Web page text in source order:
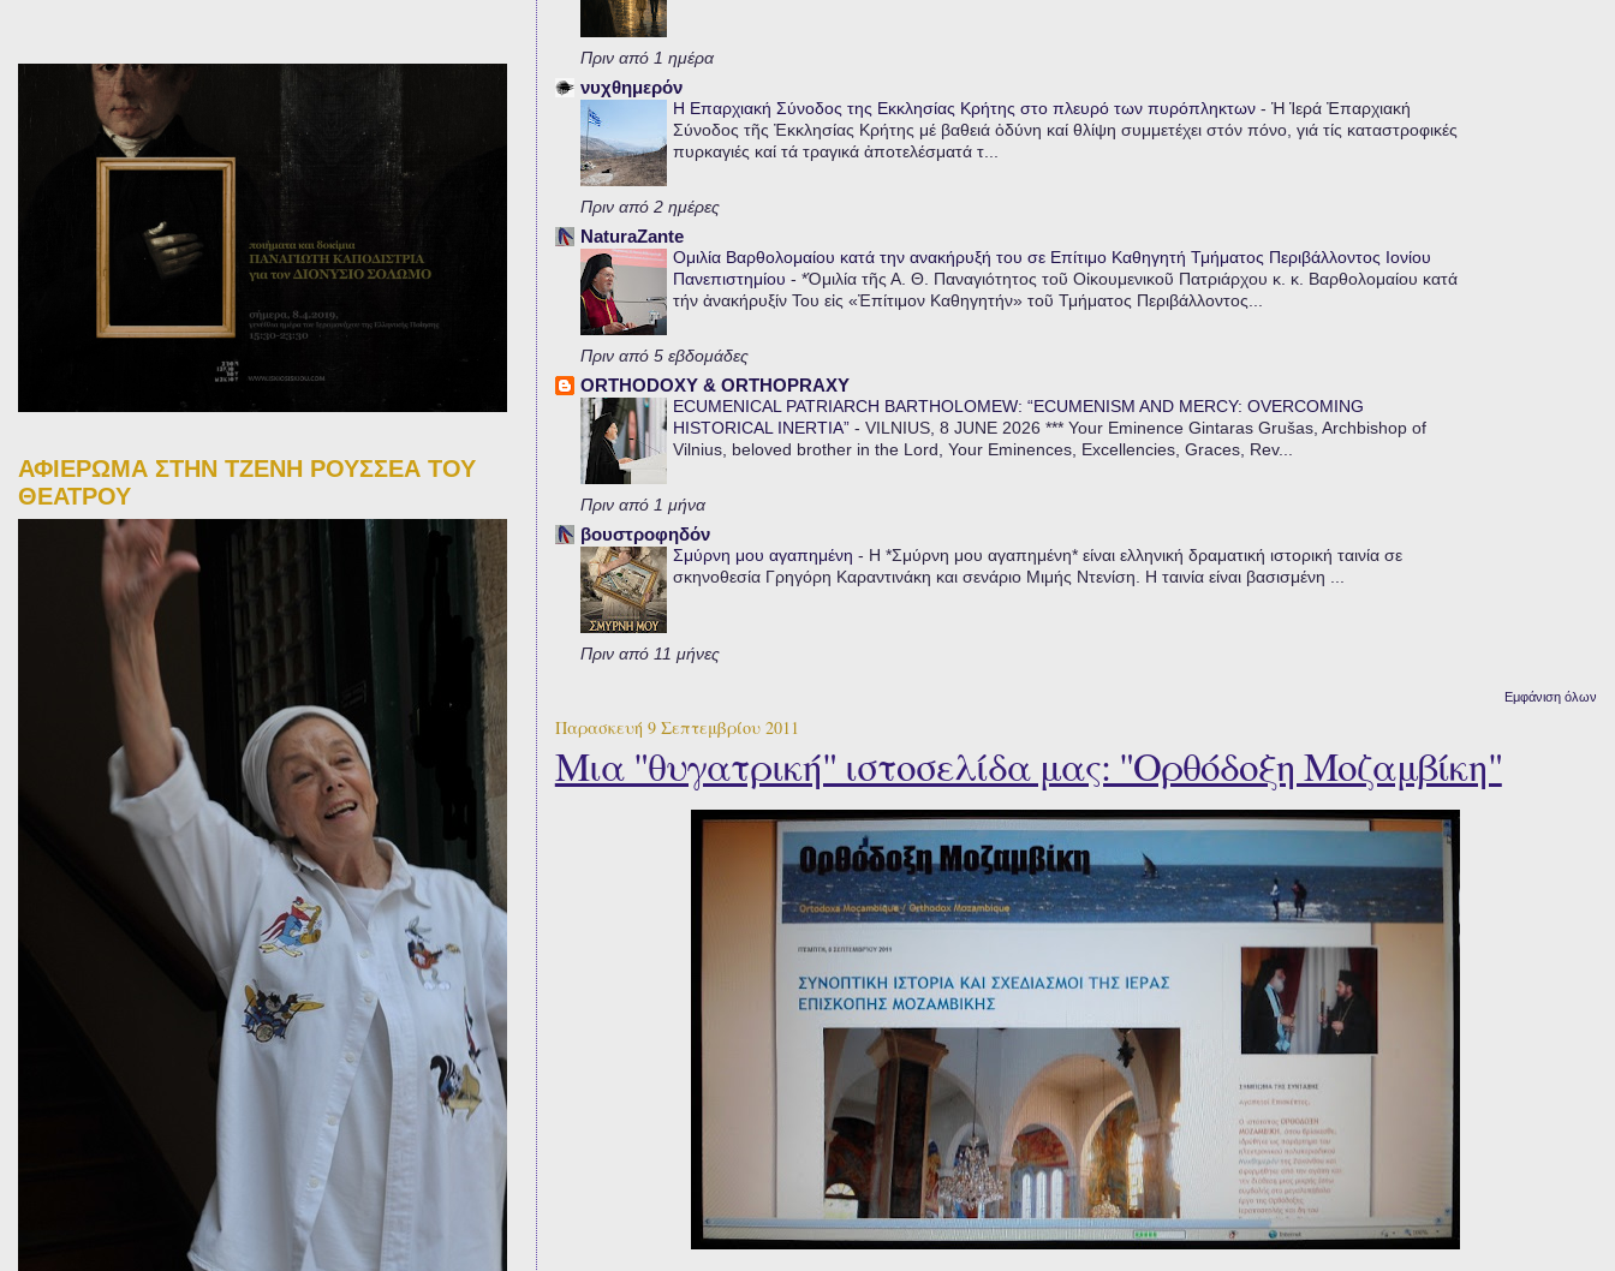
Πριν από 1 ημέρα
νυχθημερόν
Η Επαρχιακή Σύνοδος της Εκκλησίας Κρήτης στο πλευρό των πυρόπληκτων - Ἡ Ἱερά Ἐπαρχιακή
Σύνοδος τῆς Ἐκκλησίας Κρήτης μέ βαθειά ὀδύνη καί θλίψη συμμετέχει στόν πόνο, γιά τίς καταστροφικές
πυρκαγιές καί τά τραγικά ἀποτελέσματά τ...
Πριν από 2 ημέρες
NaturaZante
Ομιλία Βαρθολομαίου κατά την ανακήρυξή του σε Επίτιμο Καθηγητή Τμήματος Περιβάλλοντος Ιονίου
Πανεπιστημίου - *Ὁμιλία τῆς Α. Θ. Παναγιότητος τοῦ Οἰκουμενικοῦ Πατριάρχου κ. κ. Βαρθολομαίου κατά
τήν ἀνακήρυξίν Του εἰς «Ἐπίτιμον Καθηγητήν» τοῦ Τμήματος Περιβάλλοντος...
Πριν από 5 εβδομάδες
ORTHODOXY & ORTHOPRAXY
ECUMENICAL PATRIARCH BARTHOLOMEW: “ECUMENISM AND MERCY: OVERCOMING
HISTORICAL INERTIA” - VILNIUS, 8 JUNE 2026 *** Your Eminence Gintaras Grušas, Archbishop of
Vilnius, beloved brother in the Lord, Your Eminences, Excellencies, Graces, Rev...
Πριν από 1 μήνα
βουστροφηδόν
Σμύρνη μου αγαπημένη - Η *Σμύρνη μου αγαπημένη* είναι ελληνική δραματική ιστορική ταινία σε
σκηνοθεσία Γρηγόρη Καραντινάκη και σενάριο Μιμής Ντενίση. Η ταινία είναι βασισμένη ...
Πριν από 11 μήνες
Εμφάνιση όλων
Παρασκευή 9 Σεπτεμβρίου 2011
Μια "θυγατρική" ιστοσελίδα μας: "Ορθόδοξη Μοζαμβίκη"
ΑΦΙΕΡΩΜΑ ΣΤΗΝ ΤΖΕΝΗ ΡΟΥΣΣΕΑ ΤΟΥ
ΘΕΑΤΡΟΥ